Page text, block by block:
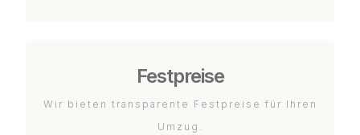
Festpreise
Wir bieten transparente Festpreise für Ihren
Umzug.